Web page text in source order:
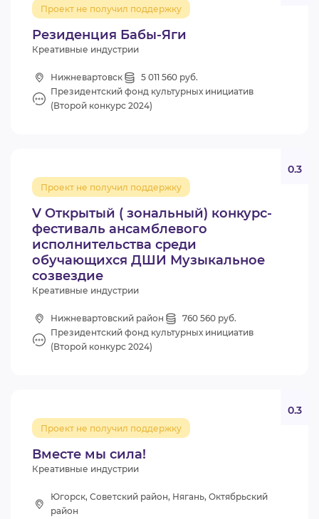
Резиденция Бабы-Яги
Проект не получил поддержку
Креативные индустрии
Нижневартовск
5 011 560 руб.
Президентский фонд культурных инициатив
(Второй конкурс 2024)
V Открытый ( зональный) конкурс-
фестиваль ансамблевого
исполнительства среди
обучающихся ДШИ Музыкальное
созвездие
Проект не получил поддержку
0.3
Креативные индустрии
Нижневартовский район
760 560 руб.
Президентский фонд культурных инициатив
(Второй конкурс 2024)
Вместе мы сила!
Проект не получил поддержку
0.3
Креативные индустрии
Югорск, Советский район, Нягань, Октябрьский
район